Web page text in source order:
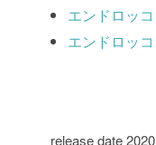
エンドロッ
エンドロッ
release date